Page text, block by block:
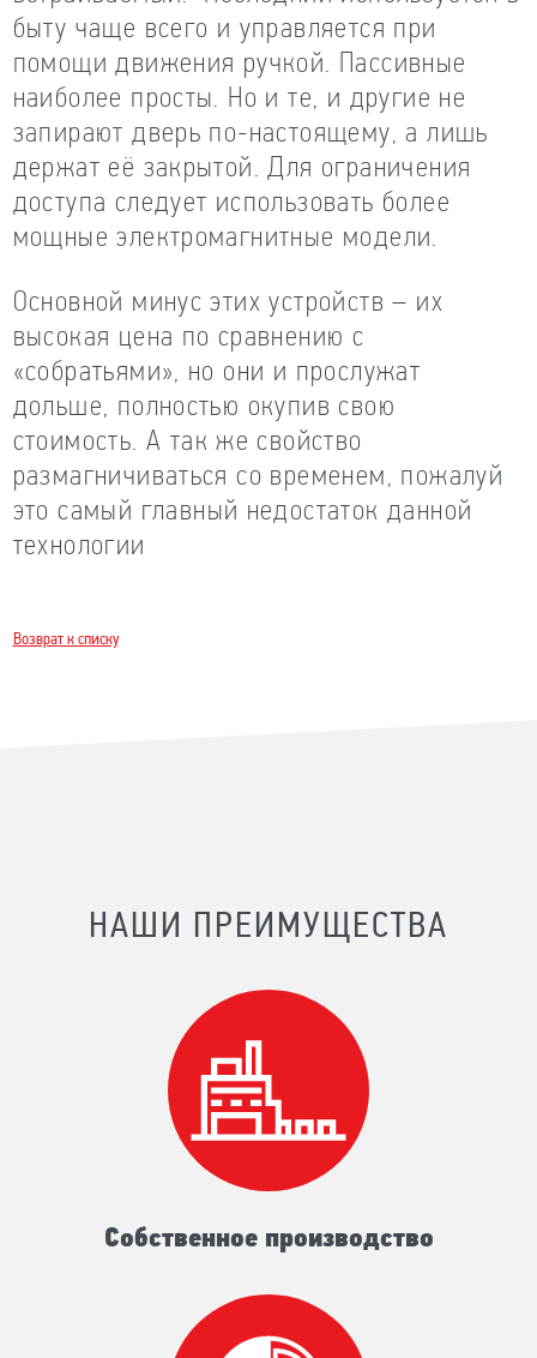
быту чаще всего и управляется при
помощи движения ручкой. Пассивные
наиболее просты. Но и те, и другие не
запирают дверь по-настоящему, а лишь
держат её закрытой. Для ограничения
доступа следует использовать более
мощные электромагнитные модели.
Основной минус этих устройств – их
высокая цена по сравнению с
«собратьями», но они и прослужат
дольше, полностью окупив свою
стоимость. А так же свойство
размагничиваться со временем, пожалуй
это самый главный недостаток данной
технологии
Возврат к списку
НАШИ ПРЕИМУЩЕСТВА
Собственное производство